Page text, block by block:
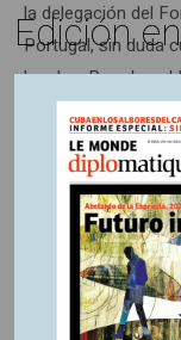
la delegación del
Portugal, sin duda
locales. Pero la
austeridad
Edición